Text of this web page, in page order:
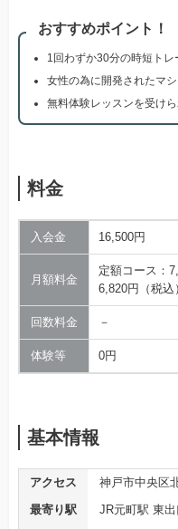
おすすめポイント！
1回わずか30分の時短トレ
女性の為に開発されたマ
無料体験レッスンを受け
料金
入会金 16,500円
月額料金
定額コース：
6,820円（税込
回数料金 －
体験等 0円
基本情報
アクセス
神戸市中央区
最寄り駅
JR元町駅 東